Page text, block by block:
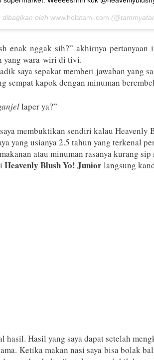
dibagikan oleh www.holatami.com
enak nggak sih?” akhirnya
yang wara-wiri di tivi.
saya sepakat memberi jawaban yang
sempat kapok dengan minuman
laper ya?”
membuktikan sendiri kalau Heavenly
yang usianya 2.5 tahun yang terkenal
atau minuman rasanya kurang
Heavenly Blush Yo! Juniorlangsung
hasil. Hasil yang saya dapat setelah
Ketika makan nasi saya bisa bolak